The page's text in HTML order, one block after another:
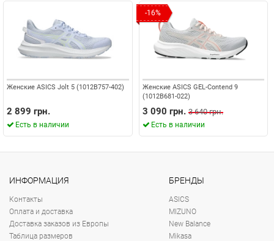
Женские ASICS Jolt 5 (1012B757-402)
2 899 грн.
Есть в наличии
-16%
Женские ASICS GEL-Contend 9
(1012B681-022)
3 090 грн. 3 640 грн.
Есть в наличии
ИНФОРМАЦИЯ
Контакты
Оплата и доставка
Доставка заказов из Европы
Таблица размеров
БРЕНДЫ
ASICS
MIZUNO
New Balance
Mikasa